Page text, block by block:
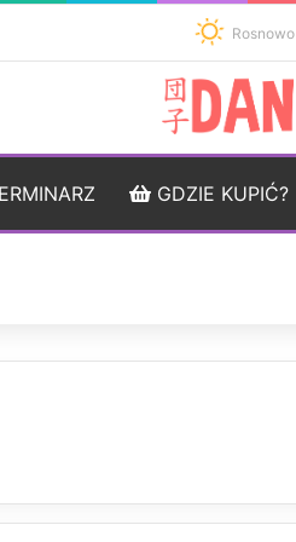
Rosnowo
GDZIE KUPIĆ?